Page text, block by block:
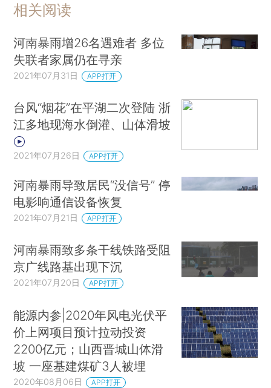
相关阅读
河南暴雨增26名遇难者 多位
失联者家属仍在寻亲
2021年07月31日 APP打开
台风“烟花”在平湖二次登陆 浙
江多地现海水倒灌、山体滑坡
2021年07月26日 APP打开
河南暴雨导致居民“没信号” 停
电影响通信设备恢复
2021年07月21日 APP打开
河南暴雨致多条干线铁路受阻
京广线路基出现下沉
2021年07月20日 APP打开
能源内参|2020年风电光伏平
价上网项目预计拉动投资
2200亿元；山西晋城山体滑
坡 一座基建煤矿3人被埋
2020年08月06日 APP打开